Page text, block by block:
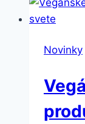
Novinky